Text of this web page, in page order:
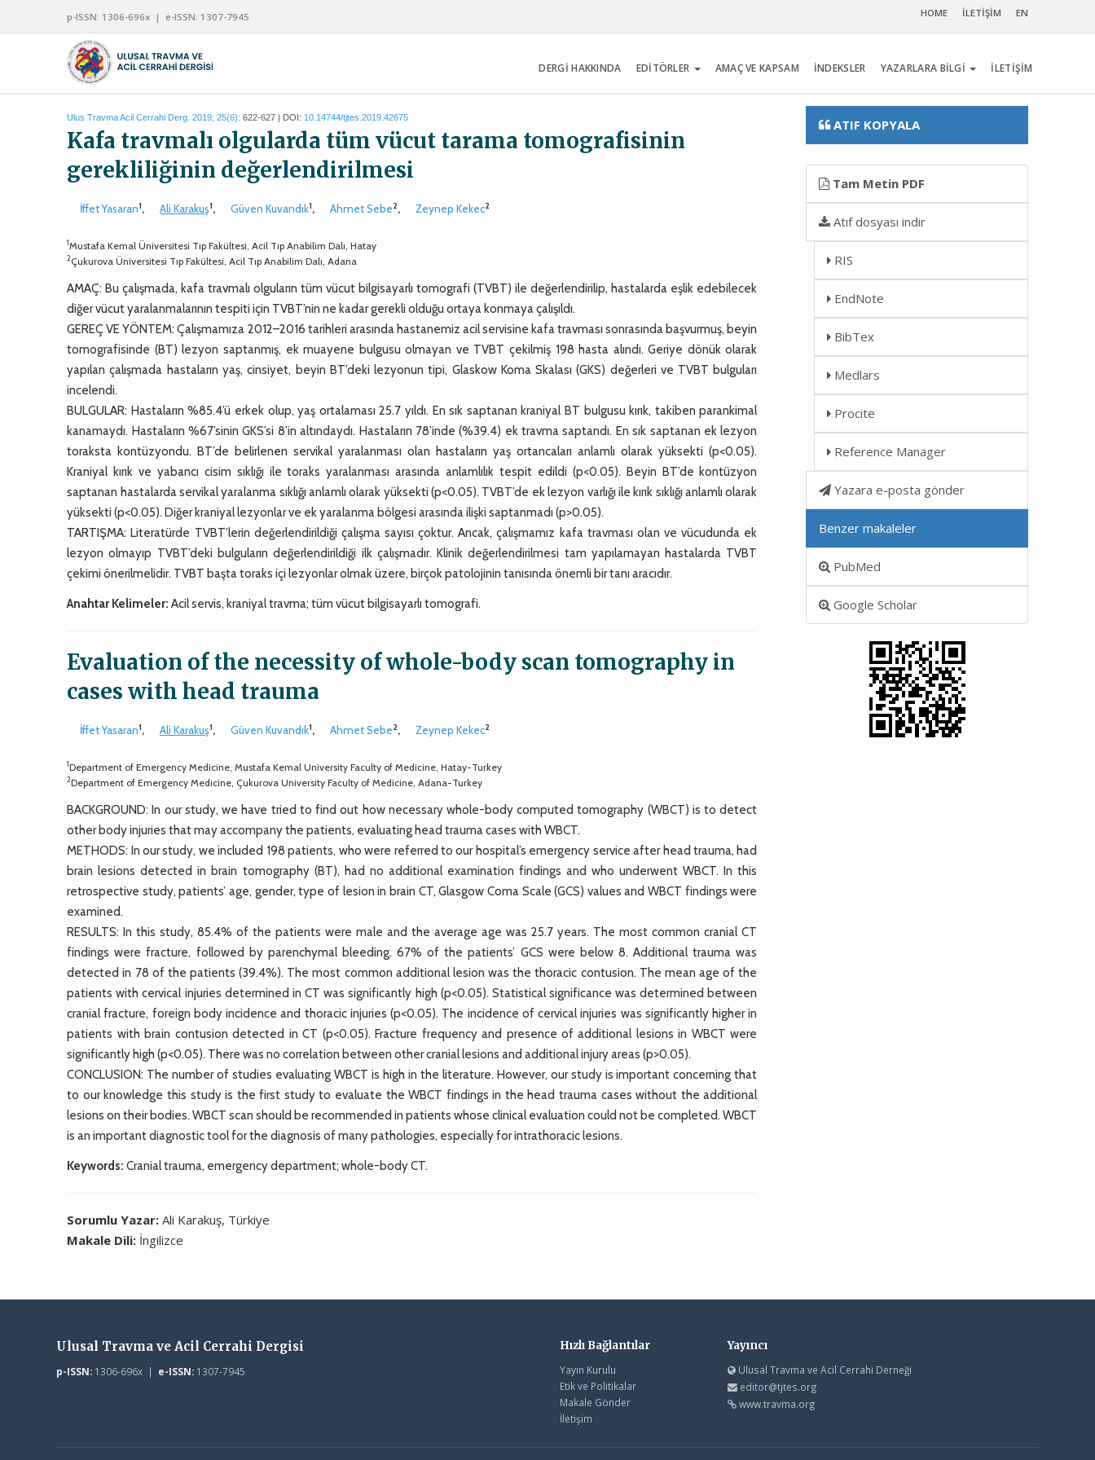
p-ISSN: 1306-696x | e-ISSN: 1307-7945 HOME İLETİŞİM EN
DERGİ HAKKINDA EDİTÖRLER AMAÇ VE KAPSAM İNDEKSLER YAZARLARA BİLGİ İLETİŞİM
Ulus Travma Acil Cerrahi Derg. 2019; 25(6): 622-627 | DOI: 10.14744/tjtes.2019.42675
Kafa travmalı olgularda tüm vücut tarama tomografisinin
gerekliliğinin değerlendirilmesi
İffet Yasaran1, Ali Karakuş1, Güven Kuvandık1, Ahmet Sebe2, Zeynep Kekec2
1Mustafa Kemal Üniversitesi Tıp Fakültesi, Acil Tıp Anabilim Dalı, Hatay
2Çukurova Üniversitesi Tıp Fakültesi, Acil Tıp Anabilim Dalı, Adana
AMAÇ: Bu çalışmada, kafa travmalı olguların tüm vücut bilgisayarlı tomografi (TVBT) ile değerlendirilip, hastalarda eşlik edebilecek
diğer vücut yaralanmalarının tespiti için TVBT’nin ne kadar gerekli olduğu ortaya konmaya çalışıldı.
GEREÇ VE YÖNTEM: Çalışmamıza 2012–2016 tarihleri arasında hastanemiz acil servisine kafa travması sonrasında başvurmuş, beyin
tomografisinde (BT) lezyon saptanmış, ek muayene bulgusu olmayan ve TVBT çekilmiş 198 hasta alındı. Geriye dönük olarak
yapılan çalışmada hastaların yaş, cinsiyet, beyin BT’deki lezyonun tipi, Glaskow Koma Skalası (GKS) değerleri ve TVBT bulguları
incelendi.
BULGULAR: Hastaların %85.4’ü erkek olup, yaş ortalaması 25.7 yıldı. En sık saptanan kraniyal BT bulgusu kırık, takiben parankimal
kanamaydı. Hastaların %67’sinin GKS’si 8’in altındaydı. Hastaların 78’inde (%39.4) ek travma saptandı. En sık saptanan ek lezyon
toraksta kontüzyondu. BT’de belirlenen servikal yaralanması olan hastaların yaş ortancaları anlamlı olarak yüksekti (p<0.05).
Kraniyal kırık ve yabancı cisim sıklığı ile toraks yaralanması arasında anlamlılık tespit edildi (p<0.05). Beyin BT’de kontüzyon
saptanan hastalarda servikal yaralanma sıklığı anlamlı olarak yüksekti (p<0.05). TVBT’de ek lezyon varlığı ile kırık sıklığı anlamlı olarak
yüksekti (p<0.05). Diğer kraniyal lezyonlar ve ek yaralanma bölgesi arasında ilişki saptanmadı (p>0.05).
TARTIŞMA: Literatürde TVBT’lerin değerlendirildiği çalışma sayısı çoktur. Ancak, çalışmamız kafa travması olan ve vücudunda ek
lezyon olmayıp TVBT’deki bulguların değerlendirildiği ilk çalışmadır. Klinik değerlendirilmesi tam yapılamayan hastalarda TVBT
çekimi önerilmelidir. TVBT başta toraks içi lezyonlar olmak üzere, birçok patolojinin tanısında önemli bir tanı aracıdır.
Anahtar Kelimeler: Acil servis, kraniyal travma; tüm vücut bilgisayarlı tomografi.
Evaluation of the necessity of whole-body scan tomography in
cases with head trauma
İffet Yasaran1, Ali Karakuş1, Güven Kuvandık1, Ahmet Sebe2, Zeynep Kekec2
1Department of Emergency Medicine, Mustafa Kemal University Faculty of Medicine, Hatay-Turkey
2Department of Emergency Medicine, Çukurova University Faculty of Medicine, Adana-Turkey
BACKGROUND: In our study, we have tried to find out how necessary whole-body computed tomography (WBCT) is to detect
other body injuries that may accompany the patients, evaluating head trauma cases with WBCT.
METHODS: In our study, we included 198 patients, who were referred to our hospital’s emergency service after head trauma, had
brain lesions detected in brain tomography (BT), had no additional examination findings and who underwent WBCT. In this
retrospective study, patients’ age, gender, type of lesion in brain CT, Glasgow Coma Scale (GCS) values and WBCT findings were
examined.
RESULTS: In this study, 85.4% of the patients were male and the average age was 25.7 years. The most common cranial CT
findings were fracture, followed by parenchymal bleeding. 67% of the patients’ GCS were below 8. Additional trauma was
detected in 78 of the patients (39.4%). The most common additional lesion was the thoracic contusion. The mean age of the
patients with cervical injuries determined in CT was significantly high (p<0.05). Statistical significance was determined between
cranial fracture, foreign body incidence and thoracic injuries (p<0.05). The incidence of cervical injuries was significantly higher in
patients with brain contusion detected in CT (p<0.05). Fracture frequency and presence of additional lesions in WBCT were
significantly high (p<0.05). There was no correlation between other cranial lesions and additional injury areas (p>0.05).
CONCLUSION: The number of studies evaluating WBCT is high in the literature. However, our study is important concerning that
to our knowledge this study is the first study to evaluate the WBCT findings in the head trauma cases without the additional
lesions on their bodies. WBCT scan should be recommended in patients whose clinical evaluation could not be completed. WBCT
is an important diagnostic tool for the diagnosis of many pathologies, especially for intrathoracic lesions.
Keywords: Cranial trauma, emergency department; whole-body CT.
Sorumlu Yazar:Ali Karakuş, Türkiye
Makale Dili: İngilizce
ATIF KOPYALA
Tam Metin PDF
Atıf dosyası indir
RIS
EndNote
BibTex
Medlars
Procite
Reference Manager
Yazara e-posta gönder
Benzer makaleler
PubMed
Google Scholar
Ulusal Travma ve Acil Cerrahi Dergisi
p-ISSN:1306-696x | e-ISSN:1307-7945
Hızlı Bağlantılar
Yayın Kurulu
Etik ve Politikalar
Makale Gönder
İletişim
Yayıncı
Ulusal Travma ve Acil Cerrahi Derneği
editor@tjtes.org
www.travma.org